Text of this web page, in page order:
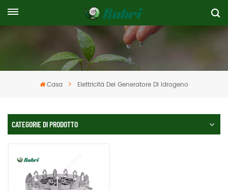
Casa Elettricità Del Generatore Di Idrogeno
CATEGORIE DI PRODOTTO